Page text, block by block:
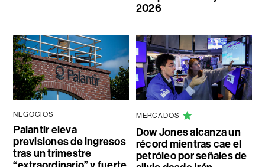
2026
NEGOCIOS
Palantir eleva
previsiones de ingresos
tras un trimestre
MERCADOS
Dow Jones alcanza un
récord mientras cae el
petróleo por señales de